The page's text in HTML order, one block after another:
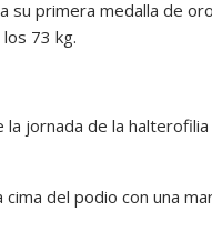
su primera medalla de
73 kg.
jornada de la
del podio con una